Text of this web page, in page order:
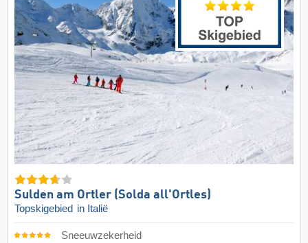
Sulden am Ortler (Solda all'Ortles)
Topskigebied in Italië
Sneeuwzekerheid